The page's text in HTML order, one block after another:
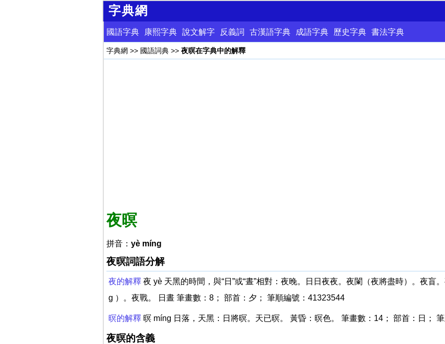
字典網
國語字典 康熙字典 說文解字 反義詞 古漢語字典 成語字典 歷史字典 書法字典
字典網 >> 國語詞典>> 夜暝在字典中的解釋
夜暝
拼音： yè míng
夜暝詞語分解
夜的解釋夜 yè 天黑的時間，與“日”或“晝”相對：夜晚。日日夜夜。夜闌（夜將盡時）。夜盲
g ）。夜戰。 日晝 筆畫數：8； 部首：夕； 筆順編號：41323544
暝的解釋暝 míng 日落，天黑：日將暝。天已暝。 黃昏：暝色。 筆畫數：14； 部首：日；
夜暝的含義